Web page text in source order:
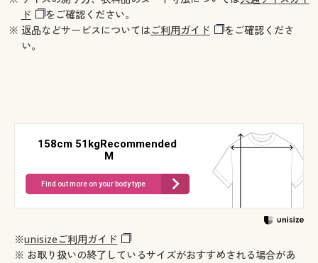
ド
をご確認ください。
※ 返品などサービスについてはご利用ガイド
をご確認くださ
い。
158cm 51kgRecommended
M
Find out more on your body type
※unisizeご利用ガイド
※ お取り扱いの終了しているサイズがおすすめされる場合があ